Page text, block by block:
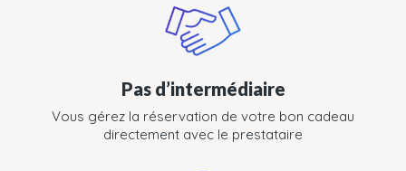
Pas d’intermédiaire
Vous gérez la réservation de votre bon cadeau
directement avec le prestataire